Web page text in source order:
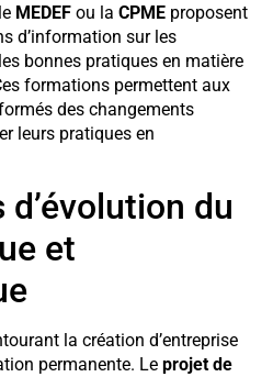
MEDEF ou la CPME proposent
d’information sur les
bonnes pratiques en matière
formations permettent aux
des changements
leurs pratiques en
du
et
la création d’entreprise
permanente. Le projet de